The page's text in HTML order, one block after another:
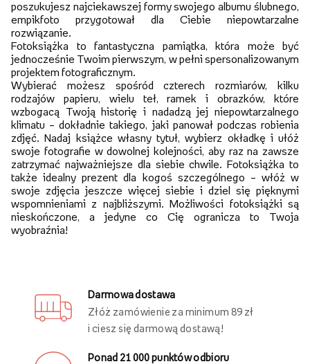
poszukujesz najciekawszej formy swojego albumu ślubnego,
empikfoto przygotował dla Ciebie niepowtarzalne
rozwiązanie.
Fotoksiążka to fantastyczna pamiątka, która może być
jednocześnie Twoim pierwszym, w pełni spersonalizowanym
projektem fotograficznym.
Wybierać możesz spośród czterech rozmiarów, kilku
rodzajów papieru, wielu teł, ramek i obrazków, które
wzbogacą Twoją historię i nadadzą jej niepowtarzalnego
klimatu – dokładnie takiego, jaki panował podczas robienia
zdjęć. Nadaj książce własny tytuł, wybierz okładkę i ułóż
swoje fotografie w dowolnej kolejności, aby raz na zawsze
zatrzymać najważniejsze dla siebie chwile. Fotoksiążka to
także idealny prezent dla kogoś szczególnego – włóż w
swoje zdjęcia jeszcze więcej siebie i dziel się pięknymi
wspomnieniami z najbliższymi. Możliwości fotoksiążki są
nieskończone, a jedyne co Cię ogranicza to Twoja
wyobraźnia!
Darmowa dostawa
Złóż zamówienie za minimum 89 zł
i ciesz się darmową dostawą!
Ponad 21 000 punktów odbioru